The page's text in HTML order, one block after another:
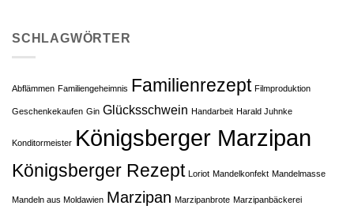
Glück
SCHLAGWÖRTER
Abflämmen Familiengeheimnis Familienrezept Filmproduktion
Geschenkekaufen Gin Glücksschwein Handarbeit Ha­rald Juhn­ke
Konditormeister Königsberger Marzipan
Königsberger Rezept Lo­ri­ot Mandelkonfekt Mandelmasse
Mandeln aus Moldawien Marzipan Marzipanbrote Marzipanbäckerei